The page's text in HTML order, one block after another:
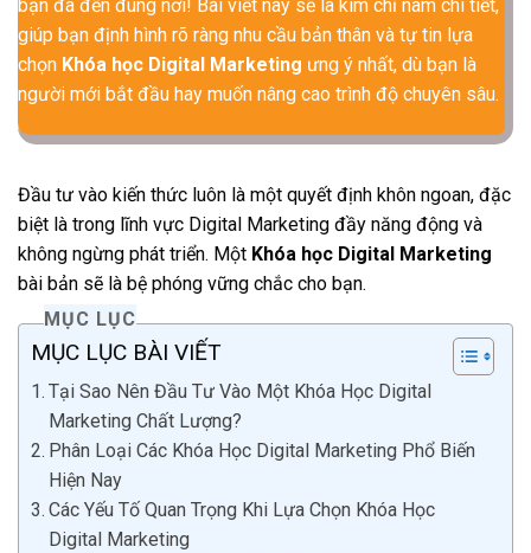
bạn đã đến đúng nơi! Bài viết này sẽ là kim chỉ nam chi tiết,
giúp bạn định hình rõ ràng nhu cầu bản thân và tự tin lựa
chọn Khóa học Digital Marketing ưng ý nhất, dù bạn là
người mới bắt đầu hay muốn nâng cao trình độ chuyên sâu.
Đầu tư vào kiến thức luôn là một quyết định khôn ngoan, đặc
biệt là trong lĩnh vực Digital Marketing đầy năng động và
không ngừng phát triển. Một Khóa học Digital Marketing
bài bản sẽ là bệ phóng vững chắc cho bạn.
MỤC LỤC
MỤC LỤC BÀI VIẾT
Tại Sao Nên Đầu Tư Vào Một Khóa Học Digital
Marketing Chất Lượng?
Phân Loại Các Khóa Học Digital Marketing Phổ Biến
Hiện Nay
Các Yếu Tố Quan Trọng Khi Lựa Chọn Khóa Học
Digital Marketing